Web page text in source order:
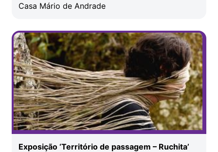
Casa Mário de Andrade
Exposição ‘Território de passagem – Ruchita’